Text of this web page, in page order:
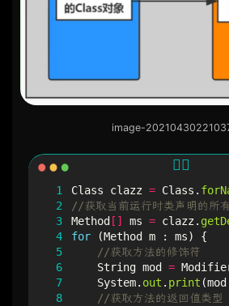
image-
1
2
3
4
5
6
7
8
Class clazz = Class .
//获取当前运行时类声明的所
Method [] ms = clazz.
for
(Method m : ms)
{
//获取方法的修饰符
String mod =
System. out . print (mod
//获取方法的返回值类型